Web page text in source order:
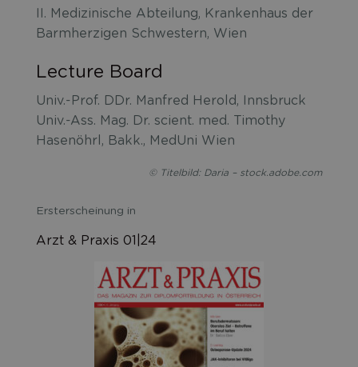
II. Medizinische Abteilung, Krankenhaus der
Barmherzigen Schwestern, Wien
Lecture Board
Univ.-Prof. DDr. Manfred Herold, Innsbruck
Univ.-Ass. Mag. Dr. scient. med. Timothy
Hasenöhrl, Bakk., MedUni Wien
© Titelbild: Daria – stock.adobe.com
Ersterscheinung in
Arzt & Praxis 01|24